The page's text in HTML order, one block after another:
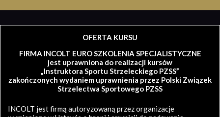
OFERTA KURSU
FIRMA INCOLT EURO SZKOLENIA SPECJALISTYCZNE
jest uprawniona do realizacji kursów
„Instruktora Sportu Strzeleckiego PZSS”
zakończonych wydaniem uprawnienia przez Polski Związek
Strzelectwa Sportowego PZSS
INCOLT jest firmą autoryzowaną przez organizacje